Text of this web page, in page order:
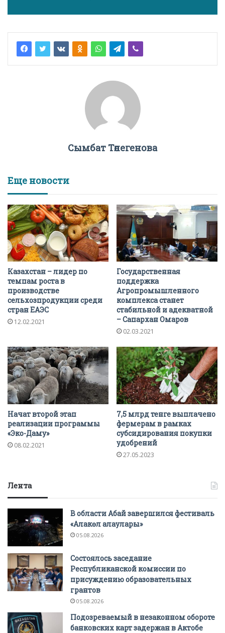
Сымбат Төлегенова
Еще новости
Казахстан – лидер по
темпам роста в
производстве
сельхозпродукции среди
стран ЕАЭС
12.02.2021
Государственная
поддержка
Агропромышленного
комплекса станет
стабильной и адекватной
– Сапархан Омаров
02.03.2021
Начат второй этап
реализации программы
«Эко-Даму»
08.02.2021
7,5 млрд тенге выплачено
фермерам в рамках
субсидирования покупки
удобрений
27.05.2023
Лента
В области Абай завершился фестиваль
«Алакөл алаулары»
05.08.2026
Состоялось заседание
Республиканской комиссии по
присуждению образовательных
грантов
05.08.2026
Подозреваемый в незаконном обороте
банковских карт задержан в Актобе